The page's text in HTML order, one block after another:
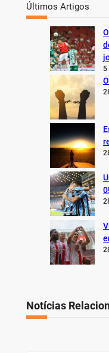
Últimos Artigos
5
0!
Notícias